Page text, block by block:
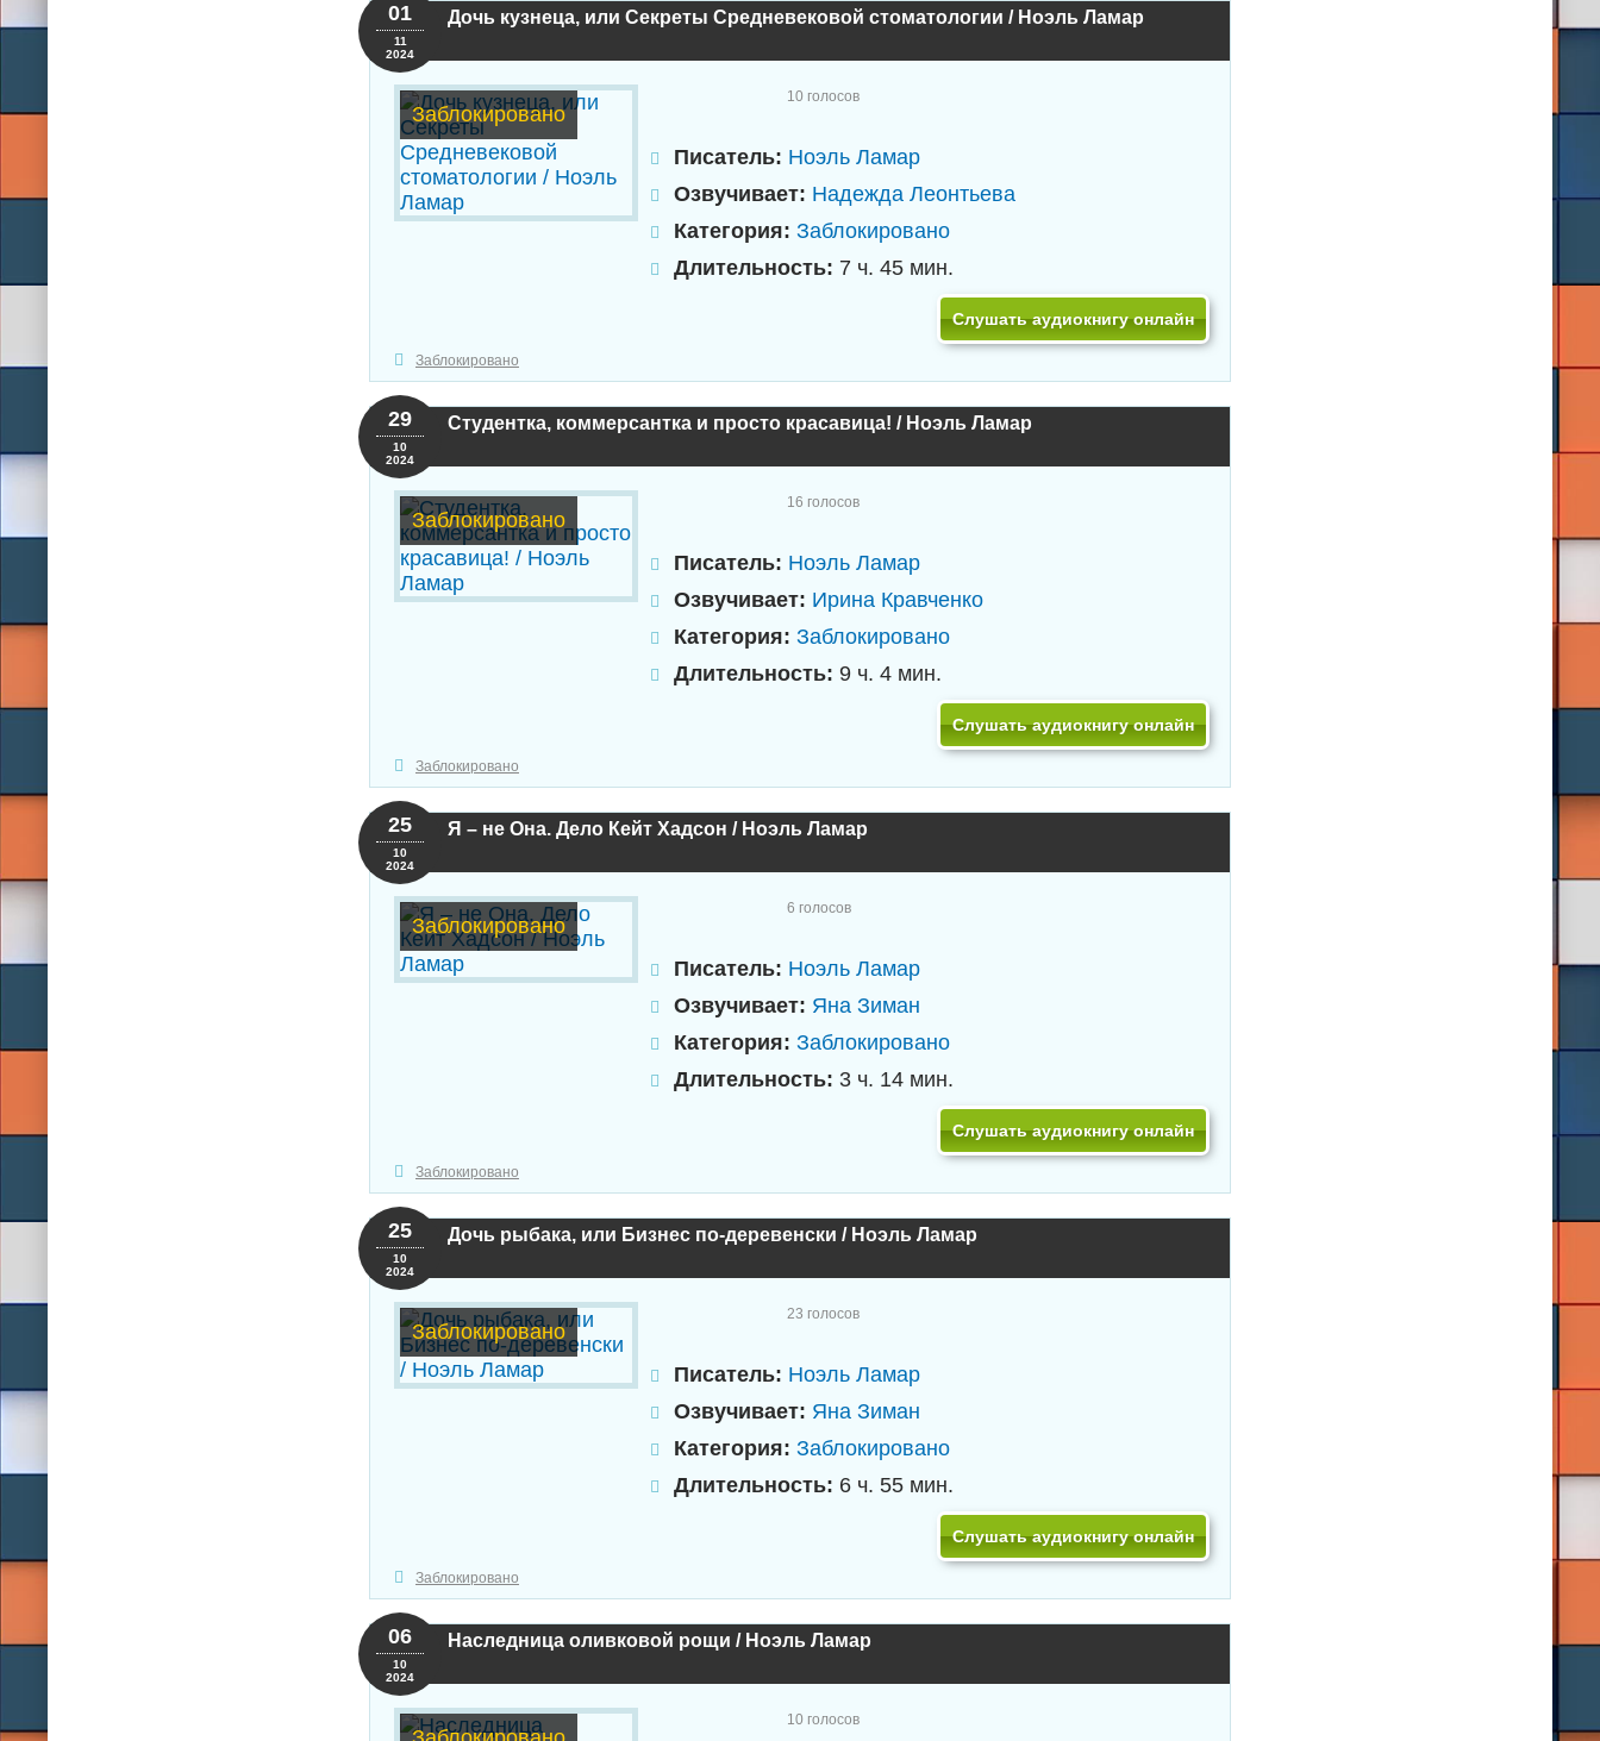
Дочь кузнеца, или Секреты Cредневековой стоматологии / Ноэль Ламар
01
11
2024
Заблокировано
10 голосов
Писатель: Ноэль Ламар
Озвучивает: Надежда Леонтьева
Категория: Заблокировано
Длительность: 7 ч. 45 мин.
Слушать аудиокнигу онлайн
Заблокировано
Студентка, коммерсантка и просто красавица! / Ноэль Ламар
29
10
2024
Заблокировано
16 голосов
Писатель: Ноэль Ламар
Озвучивает: Ирина Кравченко
Категория: Заблокировано
Длительность: 9 ч. 4 мин.
Слушать аудиокнигу онлайн
Заблокировано
Я – не Она. Дело Кейт Хадсон / Ноэль Ламар
25
10
2024
Заблокировано
6 голосов
Писатель: Ноэль Ламар
Озвучивает: Яна Зиман
Категория: Заблокировано
Длительность: 3 ч. 14 мин.
Слушать аудиокнигу онлайн
Заблокировано
Дочь рыбака, или Бизнес по-деревенски / Ноэль Ламар
25
10
2024
Заблокировано
23 голосов
Писатель: Ноэль Ламар
Озвучивает: Яна Зиман
Категория: Заблокировано
Длительность: 6 ч. 55 мин.
Слушать аудиокнигу онлайн
Заблокировано
Наследница оливковой рощи / Ноэль Ламар
06
10
2024
10 голосов